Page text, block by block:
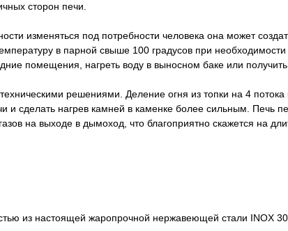
сторон печи.
изменяться под потребности человека она может
в парной свыше 100 градусов при
помещения, нагреть воду в выносном баке или
решениями. Деление огня из топки на 4
и сделать нагрев камней в каменке более сильным. Печь
на выходе в дымоход, что благоприятно скажется на
из настоящей жаропрочной нержавеющей стали INOX